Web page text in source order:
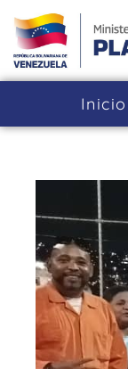
Inicio